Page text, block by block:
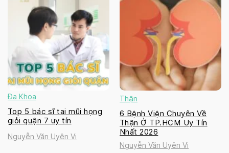
Đa Khoa
Top 5 bác sĩ tai mũi họng
giỏi quận 7 uy tín
Nguyễn Văn Uyên Vi
Thận
6 Bệnh Viện Chuyên Về
Thận Ở TP.HCM Uy Tín
Nhất 2026
Nguyễn Văn Uyên Vi